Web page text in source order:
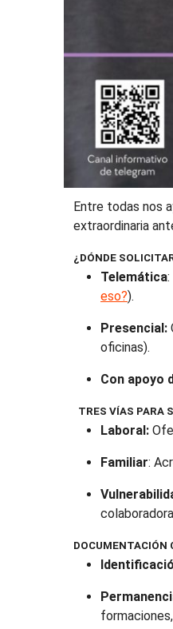
Entre todas nos
extraordinaria
¿DÓNDE
Telemática
eso?).
Presencial:
oficinas).
Con apoyo
TRES VÍAS PARA
Laboral:
Familiar:
DOCUMENTACIÓN